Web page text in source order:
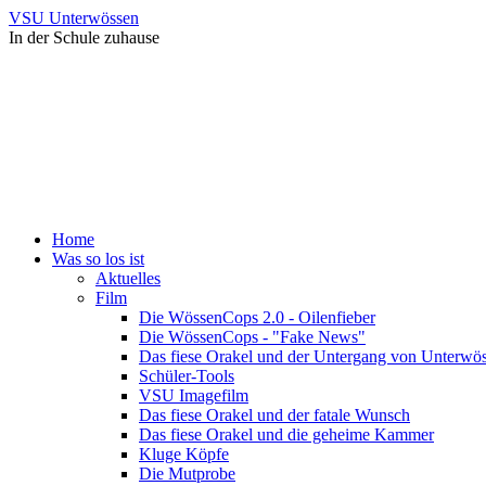
VSU Unterwössen
In der Schule zuhause
Home
Was so los ist
Aktuelles
Film
Die WössenCops 2.0 - Oilenfieber
Die WössenCops - "Fake News"
Das fiese Orakel und der Untergang von
Schüler-Tools
VSU Imagefilm
Das fiese Orakel und der fatale Wunsch
Das fiese Orakel und die geheime Kammer
Kluge Köpfe
Die Mutprobe